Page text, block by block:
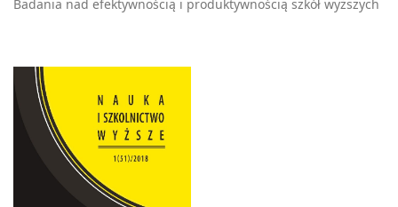
Badania nad efektywnością i produktywnością szkół wyższych